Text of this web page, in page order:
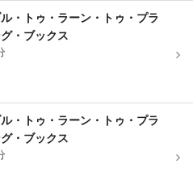
・トゥ・ラーン・トゥ・プラ
・ブックス
・トゥ・ラーン・トゥ・プラ
・ブックス